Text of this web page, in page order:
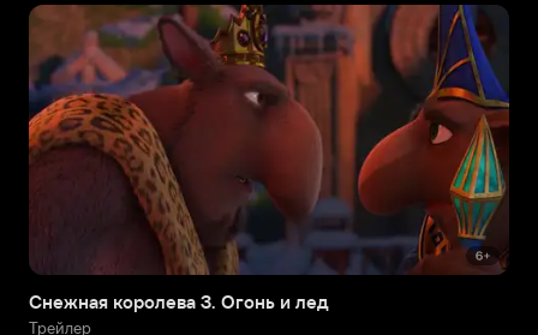
Снежная королева 3. Огонь и лед
Трейлер